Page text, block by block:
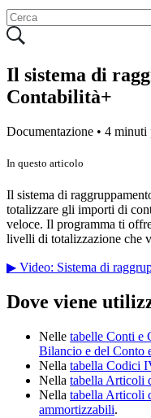
Il sistema di
Contabilità+
Documentazione • 4 minuti
In questo articolo
Il sistema di
totalizzare gli importi di
veloce. Il programma ti
livelli di totalizzazione che
▶ Video: Sistema di
Dove viene
Nelle tabelle Conti e
Bilancio e del Conto
Nella tabella Codici
Nella tabella Articoli
Nella tabella Articoli
ammortizzabili.